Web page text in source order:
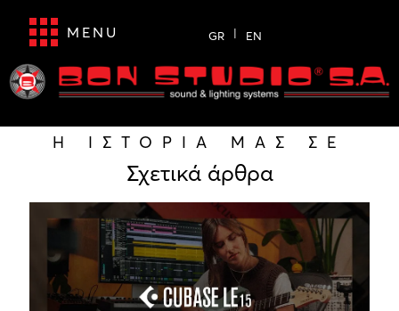
MENU GR EN
Η ΙΣΤΟΡΙΑ ΜΑΣ ΣΕ
Σχετικά άρθρα